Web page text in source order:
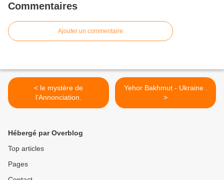
Commentaires
Ajouter un commentaire
< le mystère de
l'Annonciation.
Yehor Bakhmut - Ukraine .
>
Hébergé par Overblog
Top articles
Pages